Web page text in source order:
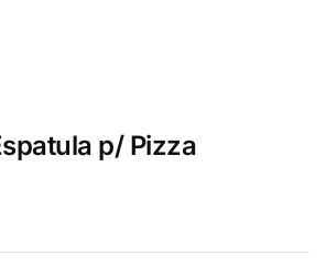
p/ Pizza